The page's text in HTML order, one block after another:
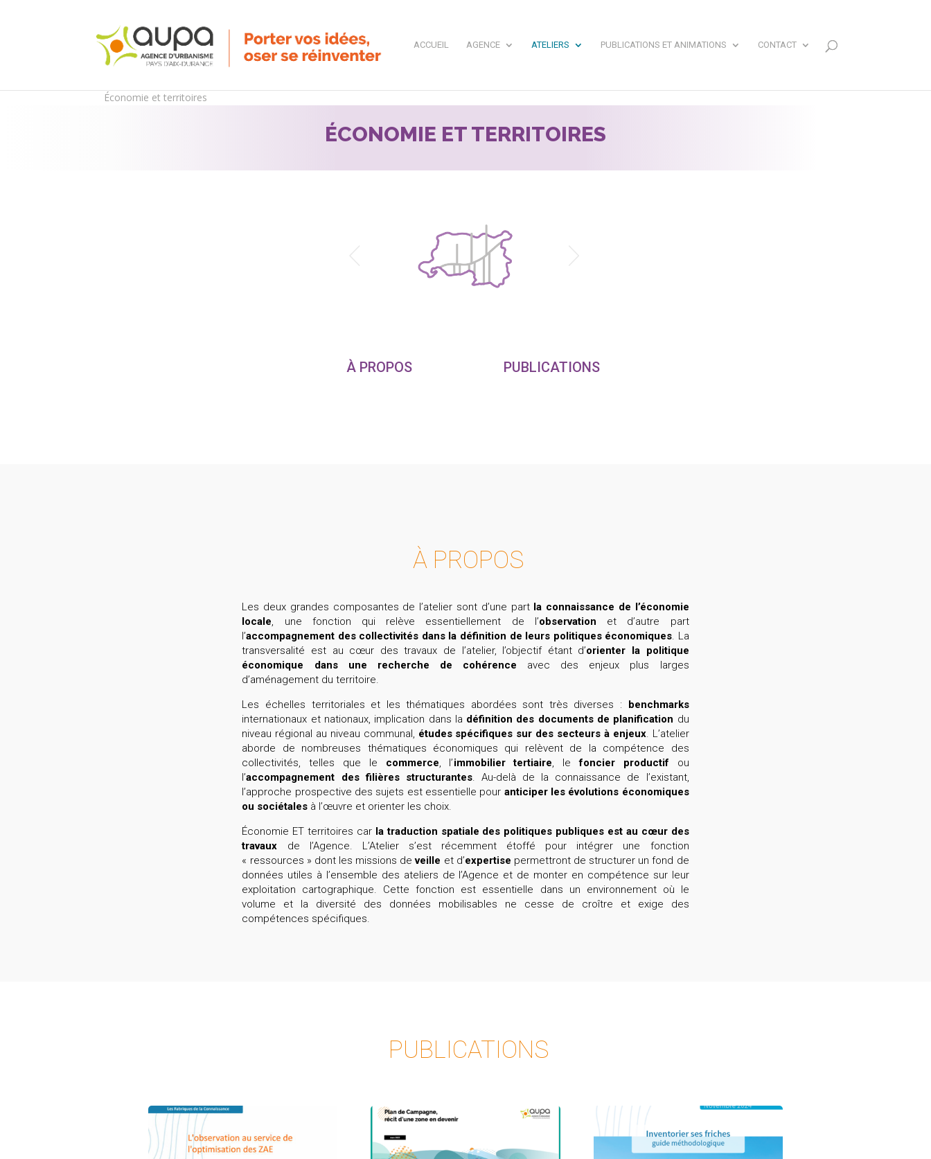
ACCUEIL AGENCE ATELIERS PUBLICATIONS ET ANIMATIONS CONTACT
Économie et territoires
ÉCONOMIE ET TERRITOIRES
À PROPOS PUBLICATIONS
À PROPOS
Les deux grandes composantes de l’atelier sont d’une partla connaissance de l’économie
locale, une fonction qui relève essentiellement de l’observation et d’autre part
l’accompagnement des collectivités dans la définition de leurs politiques économiques. La
transversalité est au cœur des travaux de l’atelier, l’objectif étant d’orienter la politique
économique dans une recherche de cohérence avec des enjeux plus larges
d’aménagement du territoire.
Les échelles territoriales et les thématiques abordées sont très diverses : benchmarks
internationaux et nationaux, implication dans la définition des documents de planification du
niveau régional au niveau communal, études spécifiques sur des secteurs à enjeux. L’atelier
aborde de nombreuses thématiques économiques qui relèvent de la compétence des
collectivités, telles que le commerce, l’immobilier tertiaire, lefoncier productif ou
l’accompagnement des filières structurantes. Au-delà de la connaissance de l’existant,
l’approche prospective des sujets est essentielle pour anticiper les évolutions économiques
ou sociétales à l’œuvre et orienter les choix.
Économie ET territoires car la traduction spatiale des politiques publiques est au cœur des
travaux de l’Agence. L’Atelier s’est récemment étoffé pour intégrer une fonction
« ressources » dont les missions deveille et d’expertise permettront de structurer un fond de
données utiles à l’ensemble des ateliers de l’Agence et de monter en compétence sur leur
exploitation cartographique. Cette fonction est essentielle dans un environnement où le
volume et la diversité des données mobilisables ne cesse de croître et exige des
compétences spécifiques.
PUBLICATIONS